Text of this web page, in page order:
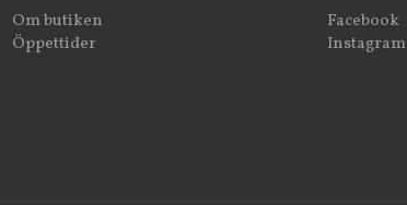
Om butiken
Öppettider
Facebook
Instagram